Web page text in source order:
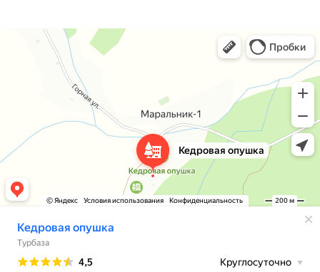
Кедровая опушка
Турбаза в Республике Алтай